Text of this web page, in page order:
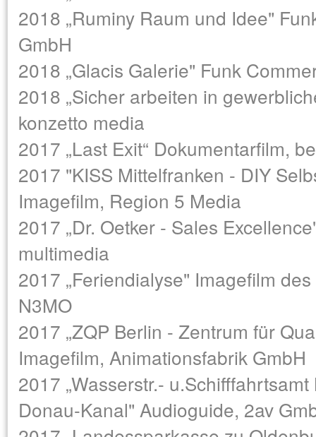
2018 „Ruminy Raum und Idee"
GmbH
2018 „Glacis Galerie" Funk
2018 „Sicher arbeiten in
konzetto media
2017 „Last Exit“ Dokumentarfilm,
2017 "KISS Mittelfranken - DIY
Imagefilm, Region 5 Media
2017 „Dr. Oetker - Sales
multimedia
2017 „Feriendialyse" Imagefilm
N3MO
2017 „ZQP Berlin - Zentrum für
Imagefilm, Animationsfabrik GmbH
2017 „Wasserstr.-
Donau-Kanal" Audioguide, 2av